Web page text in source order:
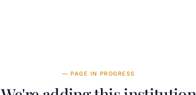
— PAGE IN PROGRESS